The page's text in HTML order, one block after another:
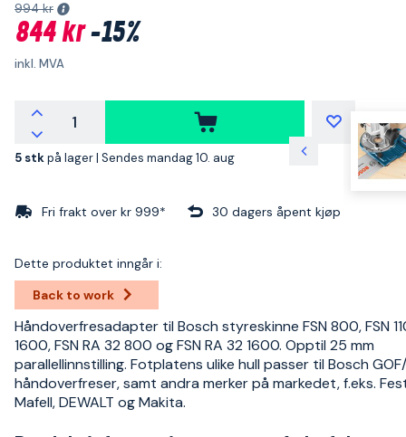
994 kr
844 kr-15%
inkl. MVA
5 stkpå lager | Sendes mandag 10. aug
Fri frakt over kr 999* 30 dagers åpent kjøp
Dette produktet inngår i:
Back to work
Håndoverfresadapter til Bosch styreskinne FSN 800, FSN
1600, FSN RA 32 800 og FSN RA 32 1600. Opptil 25 mm
parallellinnstilling. Fotplatens ulike hull passer til Bosch
håndoverfreser, samt andra merker på markedet, f.eks.
Mafell, DEWALT og Makita.